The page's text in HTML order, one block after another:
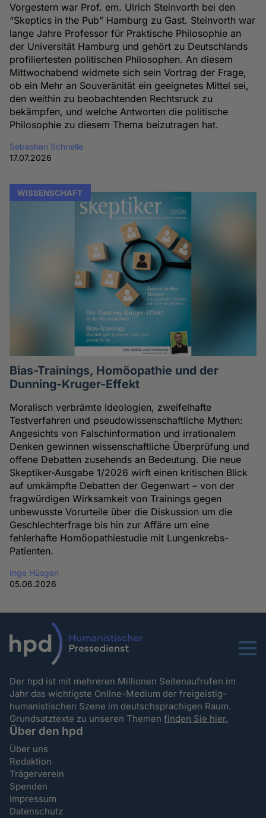
Vorgestern war Prof. em. Ulrich Steinvorth bei den
“Skeptics in the Pub” Hamburg zu Gast. Steinvorth war
lange Jahre Professor für Praktische Philosophie an
der Universität Hamburg und gehört zu Deutschlands
profiliertesten politischen Philosophen. An diesem
Mittwochabend widmete sich sein Vortrag der Frage,
ob ein Mehr an Souveränität ein geeignetes Mittel sei,
den weithin zu beobachtenden Rechtsruck zu
bekämpfen, und welche Antworten die politische
Philosophie zu diesem Thema beizutragen hat.
Sebastian Schnelle
17.07.2026
WISSENSCHAFT
Bias-Trainings, Homöopathie und der
Dunning-Kruger-Effekt
Moralisch verbrämte Ideologien, zweifelhafte
Testverfahren und pseudowissenschaftliche Mythen:
Angesichts von Falschinformation und irrationalem
Denken gewinnen wissenschaftliche Überprüfung und
offene Debatten zusehends an Bedeutung. Die neue
Skeptiker-Ausgabe 1/2026 wirft einen kritischen Blick
auf umkämpfte Debatten der Gegenwart – von der
fragwürdigen Wirksamkeit von Trainings gegen
unbewusste Vorurteile über die Diskussion um die
Geschlechterfrage bis hin zur Affäre um eine
fehlerhafte Homöopathiestudie mit Lungenkrebs-
Patienten.
Inge Hüsgen
05.06.2026
Menu
Der hpd ist mit mehreren Millionen Seitenaufrufen im
Jahr das wichtigste Online-Medium der freigeistig-
humanistischen Szene im deutschsprachigen Raum.
Grundsatztexte zu unseren Themenfinden Sie hier.
Über den hpd
Über uns
Redaktion
Trägerverein
Spenden
Impressum
Datenschutz